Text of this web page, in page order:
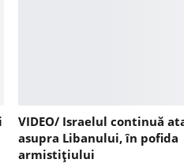
VIDEO/ Israelul continuă
asupra Libanului, în pofida
armistițiului